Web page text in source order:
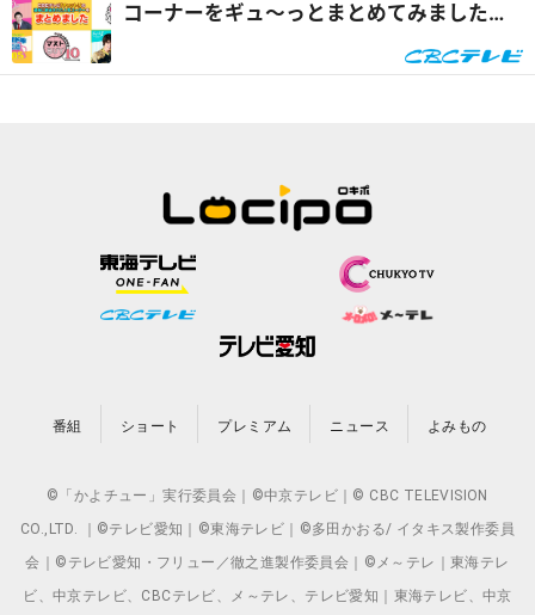
コーナーをギュ～っとまとめてみました！
番組 ショート プレミアム ニュース よみもの
©「かよチュー」実行委員会｜©中京テレビ｜© CBC TELEVISION
CO.,LTD. ｜©テレビ愛知｜©東海テレビ｜©多田かおる/ イタキス製作委員
会｜©テレビ愛知・フリュー／徹之進製作委員会｜©メ～テレ｜東海テレ
ビ、中京テレビ、CBCテレビ、メ～テレ、テレビ愛知｜東海テレビ、中京